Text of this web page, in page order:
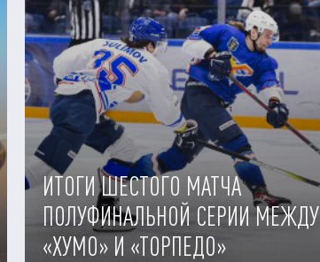
ИТОГИ ШЕСТОГО МАТЧА
ПОЛУФИНАЛЬНОЙ СЕРИИ МЕЖДУ
«ХУМО» И «ТОРПЕДО»